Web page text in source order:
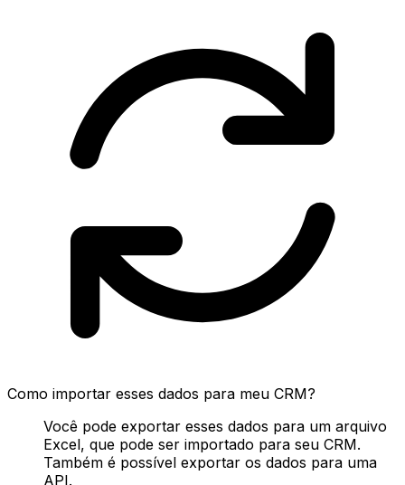
Como importar esses dados para meu CRM?
Você pode exportar esses dados para um arquivo
Excel, que pode ser importado para seu CRM.
Também é possível exportar os dados para uma
API.